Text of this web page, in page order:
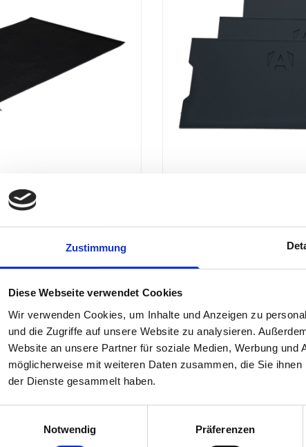
Zustimmung
Diese Webseite verwendet Cookies
Wir verwenden Cookies, um Inhalte und Anzeigen zu
und die Zugriffe auf unsere Website zu analysieren.
Website an unsere Partner für soziale Medien, Werbung
möglicherweise mit weiteren Daten zusammen, die Sie
der Dienste gesammelt haben.
Notwendig
Präferenzen
ADDTO BASKET
TrekDror Divider TKD1D
£49.74
Quantity